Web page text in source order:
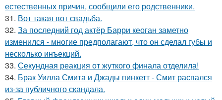
естественных причин, сообщили его родственники.
31. Вот такая вот свадьба.
32. За последний год актёр Барри кеоган заметно
изменился - многие предполагают, что он сделал губы и
несколько инъекций.
33. Секундная реакция от жуткого финала отделила!
34. Брак Уилла Смита и Джады пинкетт - Смит распался
из-за публичного скандала.